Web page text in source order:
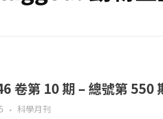
卷第 10 期 – 總號第 550
科學月刊